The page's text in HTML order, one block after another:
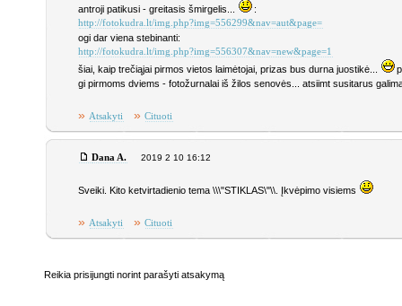
antroji patikusi - greitasis šmirgelis...
:
http://fotokudra.lt/img.php?img=556299&nav=aut&page=
ogi dar viena stebinanti:
http://fotokudra.lt/img.php?img=556307&nav=new&page=1
šiai, kaip trečiąjai pirmos vietos laimėtojai, prizas bus durna juostikė...
gi pirmoms dviems - fotožurnalai iš žilos senovės... atsiimt susitarus
» Atsakyti » Cituoti
Dana A. 2019 2 10 16:12
Sveiki. Kito ketvirtadienio tema \\\"STIKLAS\"\\. Įkvėpimo visiems
» Atsakyti » Cituoti
Reikia prisijungti norint parašyti atsakymą